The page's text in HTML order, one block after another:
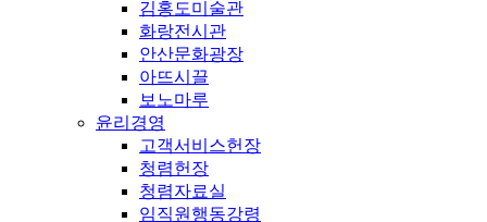
김홍도미술관
화랑전시관
안산문화광장
아뜨시끌
보노마루
윤리경영
고객서비스헌장
청렴헌장
청렴자료실
임직원행동강령